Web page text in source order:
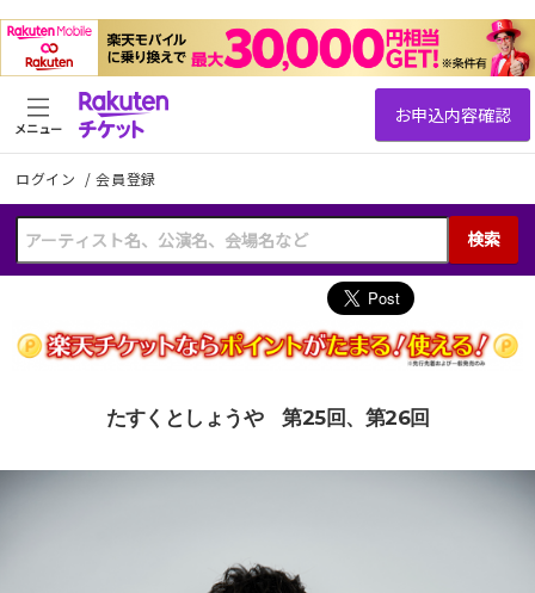
ログイン /会員登録
検索
メニュー
たすくとしょうや 第25回、第26回